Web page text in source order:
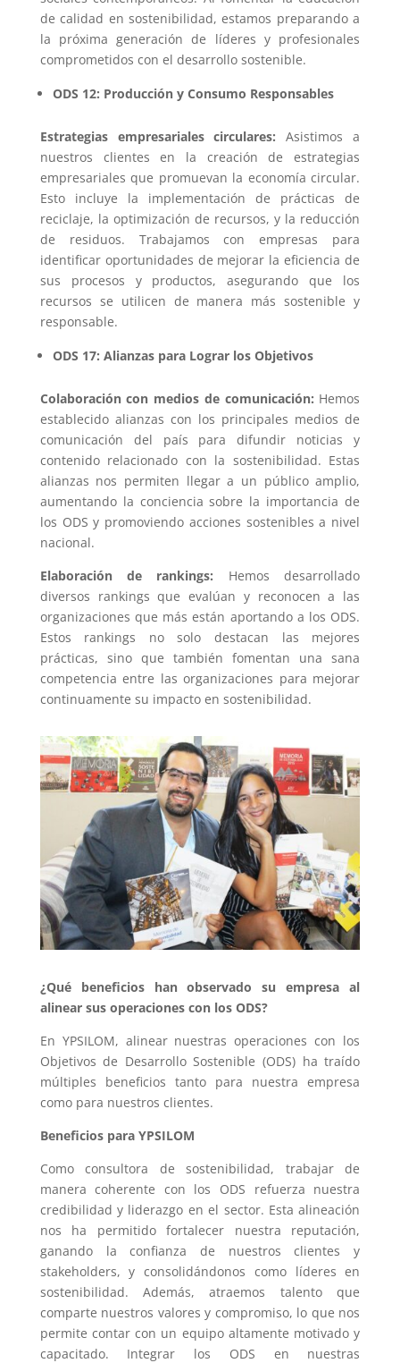
de calidad en sostenibilidad, estamos preparando a
la próxima generación de líderes y profesionales
comprometidos con el desarrollo sostenible.
ODS 12: Producción y Consumo Responsables
Estrategias empresariales circulares: Asistimos a
nuestros clientes en la creación de estrategias
empresariales que promuevan la economía circular.
Esto incluye la implementación de prácticas de
reciclaje, la optimización de recursos, y la reducción
de residuos. Trabajamos con empresas para
identificar oportunidades de mejorar la eficiencia de
sus procesos y productos, asegurando que los
recursos se utilicen de manera más sostenible y
responsable.
ODS 17: Alianzas para Lograr los Objetivos
Colaboración con medios de comunicación: Hemos
establecido alianzas con los principales medios de
comunicación del país para difundir noticias y
contenido relacionado con la sostenibilidad. Estas
alianzas nos permiten llegar a un público amplio,
aumentando la conciencia sobre la importancia de
los ODS y promoviendo acciones sostenibles a nivel
nacional.
Elaboración de rankings: Hemos desarrollado
diversos rankings que evalúan y reconocen a las
organizaciones que más están aportando a los ODS.
Estos rankings no solo destacan las mejores
prácticas, sino que también fomentan una sana
competencia entre las organizaciones para mejorar
continuamente su impacto en sostenibilidad.
¿Qué beneficios han observado su empresa al
alinear sus operaciones con los ODS?
En YPSILOM, alinear nuestras operaciones con los
Objetivos de Desarrollo Sostenible (ODS) ha traído
múltiples beneficios tanto para nuestra empresa
como para nuestros clientes.
Beneficios para YPSILOM
Como consultora de sostenibilidad, trabajar de
manera coherente con los ODS refuerza nuestra
credibilidad y liderazgo en el sector. Esta alineación
nos ha permitido fortalecer nuestra reputación,
ganando la confianza de nuestros clientes y
stakeholders, y consolidándonos como líderes en
sostenibilidad. Además, atraemos talento que
comparte nuestros valores y compromiso, lo que nos
permite contar con un equipo altamente motivado y
capacitado. Integrar los ODS en nuestras